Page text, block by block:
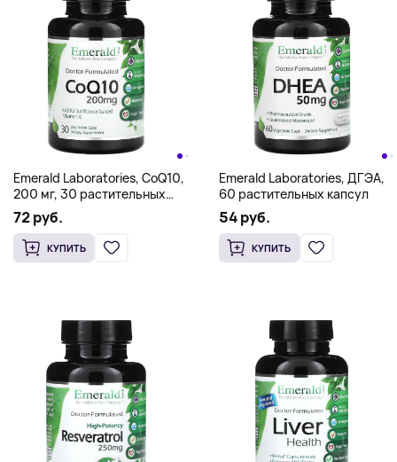
Emerald Laboratories, CoQ10,
200 мг, 30 растительных
капсул
72 руб.
КУПИТЬ
Emerald Laboratories, ДГЭА,
60 растительных капсул
54 руб.
КУПИТЬ